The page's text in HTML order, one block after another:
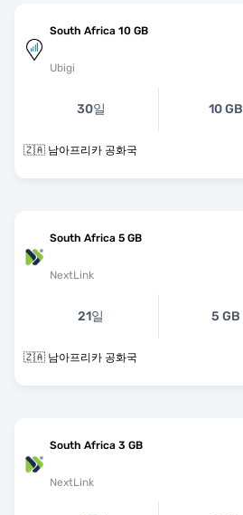
South Africa 10 GB
Ubigi
30일 10 GB
🇿🇦 남아프리카 공화국
South Africa 5 GB
NextLink
21일 5 GB
🇿🇦 남아프리카 공화국
South Africa 3 GB
NextLink